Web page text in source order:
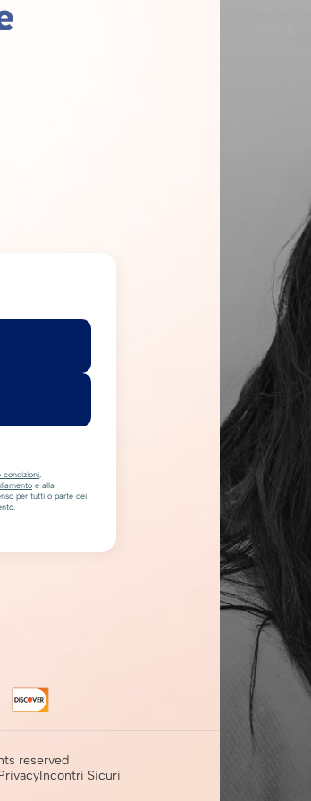
condizioni
e alla
per tutti o parte dei
reserved
Incontri Sicuri